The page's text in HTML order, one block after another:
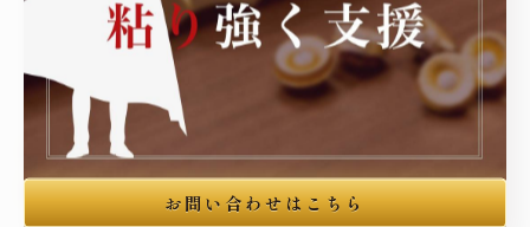
可能となり、安心して日常生活を過ごす基盤が築かれま
ストーカー行為罪の詳細をわかりやすく解説す
る弁護士ブログのまとめ
お問い合わせはこちら